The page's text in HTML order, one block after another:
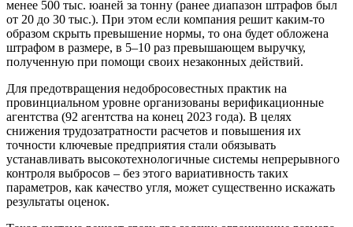
менее 500 тыс. юаней за тонну (ранее диапазон штрафов был
от 20 до 30 тыс.). При этом если компания решит каким-то
образом скрыть превышение нормы, то она будет обложена
штрафом в размере, в 5–10 раз превышающем выручку,
полученную при помощи своих незаконных действий.
Для предотвращения недобросовестных практик на
провинциальном уровне организованы верификационные
агентства (92 агентства на конец 2023 года). В целях
снижения трудозатратности расчетов и повышения их
точности ключевые предприятия стали обязывать
устанавливать высокотехнологичные системы непрерывного
контроля выбросов – без этого вариативность таких
параметров, как качество угля, может существенно искажать
результаты оценок.